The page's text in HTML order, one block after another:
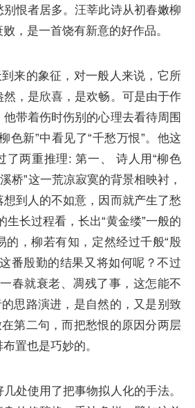
恨者居多。汪莘此诗从初春嫩柳
，是一首饶有新意的好作品。
到来的象征，对一般人来说，它所
，是欣喜，是欢畅。可是由于作
带着伤时伤别的心理去看待周围
色新”中看见了“千愁万恨”。他这
了两重推理: 第一、 诗人用“柳色
桥”这一荒凉寂寞的背景相映衬，
到人的不如意，因而就产生了愁
生长过程看，长出“黄金缕”一般的
的，柳若有知，定然经过千般“殷
番殷勤的结果又将如何呢？不过
一春就衰老、凋残了事，这怎能不
的思路演进，是自然的，又是别致
在第二句，而把愁恨的原因分两层
置也是巧妙的。
处使用了把事物拟人化的手法。